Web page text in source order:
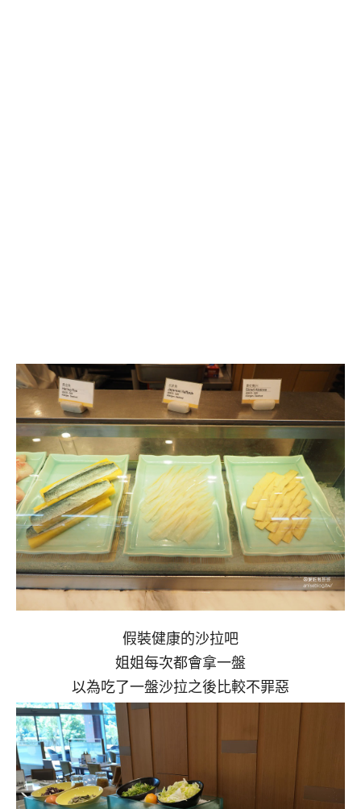
假裝健康的沙拉吧
姐姐每次都會拿一盤
以為吃了一盤沙拉之後比較不罪惡